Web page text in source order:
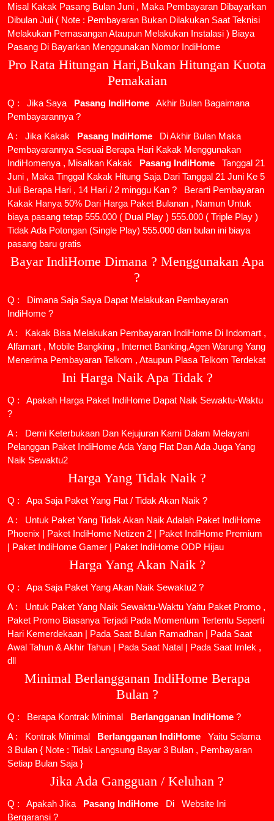
Misal Kakak Pasang Bulan Juni , Maka Pembayaran Dibayarkan
Dibulan Juli ( Note : Pembayaran Bukan Dilakukan Saat Teknisi
Melakukan Pemasangan Ataupun Melakukan Instalasi ) Biaya
Pasang Di Bayarkan Menggunakan Nomor IndiHome
Pro Rata Hitungan Hari,Bukan Hitungan Kuota
Pemakaian
Q : Jika Saya Pasang IndiHome
Akhir Bulan Bagaimana
Pembayarannya ?
A : Jika Kakak
Pasang IndiHome
Di Akhir Bulan Maka
Pembayarannya Sesuai Berapa Hari Kakak Menggunakan
IndiHomenya , Misalkan Kakak
Pasang IndiHome
Tanggal 21
Juni , Maka Tinggal Kakak Hitung Saja Dari Tanggal 21 Juni Ke 5
Juli Berapa Hari , 14 Hari / 2 minggu Kan ? Berarti Pembayaran
Kakak Hanya 50% Dari Harga Paket Bulanan , Namun Untuk
biaya pasang tetap 555.000 ( Dual Play ) 555.000 ( Triple Play )
Tidak Ada Potongan (Single Play) 555.000 dan bulan ini biaya
pasang baru gratis
Bayar IndiHome Dimana ? Menggunakan Apa
?
Q : Dimana Saja Saya Dapat Melakukan Pembayaran
IndiHome ?
A : Kakak Bisa Melakukan Pembayaran IndiHome Di Indomart ,
Alfamart , Mobile Bangking , Internet Banking,Agen Warung Yang
Menerima Pembayaran Telkom , Ataupun Plasa Telkom Terdekat
Ini Harga Naik Apa Tidak ?
Q : Apakah Harga Paket IndiHome Dapat Naik Sewaktu-Waktu
?
A : Demi Keterbukaan Dan Kejujuran Kami Dalam Melayani
Pelanggan Paket IndiHome Ada Yang Flat Dan Ada Juga Yang
Naik Sewaktu2
Harga Yang Tidak Naik ?
Q : Apa Saja Paket Yang Flat / Tidak Akan Naik ?
A : Untuk Paket Yang Tidak Akan Naik Adalah Paket IndiHome
Phoenix | Paket IndiHome Netizen 2 | Paket IndiHome Premium
| Paket IndiHome Gamer | Paket IndiHome ODP Hijau
Harga Yang Akan Naik ?
Q : Apa Saja Paket Yang Akan Naik Sewaktu2 ?
A : Untuk Paket Yang Naik Sewaktu-Waktu Yaitu Paket Promo ,
Paket Promo Biasanya Terjadi Pada Momentum Tertentu Seperti
Hari Kemerdekaan | Pada Saat Bulan Ramadhan | Pada Saat
Awal Tahun & Akhir Tahun | Pada Saat Natal | Pada Saat Imlek ,
dll
Minimal Berlangganan IndiHome Berapa
Bulan ?
Q : Berapa Kontrak Minimal Berlangganan IndiHome ?
A : Kontrak Minimal
Berlangganan IndiHome
Yaitu Selama
3 Bulan { Note : Tidak Langsung Bayar 3 Bulan , Pembayaran
Setiap Bulan Saja }
Jika Ada Gangguan / Keluhan ?
Q : Apakah Jika Pasang IndiHome Di
Website Ini
Bergaransi ?